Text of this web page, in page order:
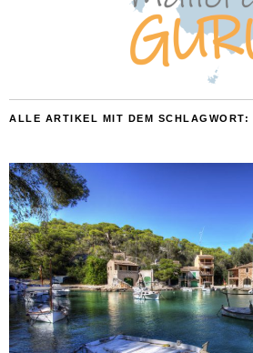
ALLE ARTIKEL MIT DEM SCHLAGWORT: